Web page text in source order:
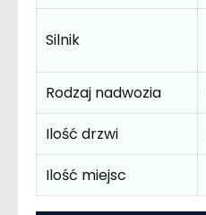
Silnik
Rodzaj nadwozia
Ilość drzwi
Ilość miejsc